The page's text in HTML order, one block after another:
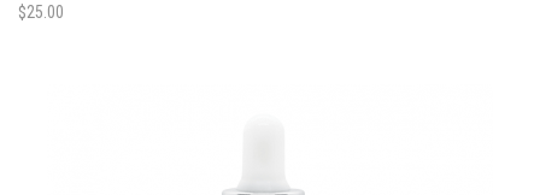
$25.00